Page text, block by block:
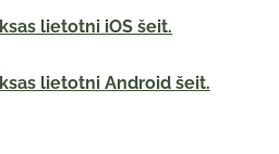
lietotni iOS šeit.
lietotni Android šeit.